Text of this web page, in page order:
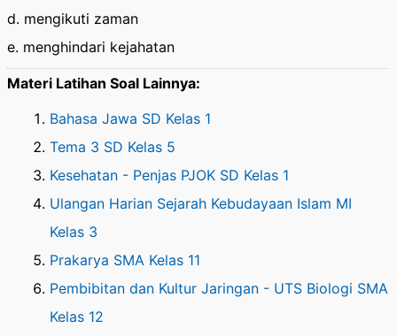
d. mengikuti zaman
e. menghindari kejahatan
Materi Latihan Soal Lainnya:
Bahasa Jawa SD Kelas 1
Tema 3 SD Kelas 5
Kesehatan - Penjas PJOK SD Kelas 1
Ulangan Harian Sejarah Kebudayaan Islam MI
Kelas 3
Prakarya SMA Kelas 11
Pembibitan dan Kultur Jaringan - UTS Biologi SMA
Kelas 12